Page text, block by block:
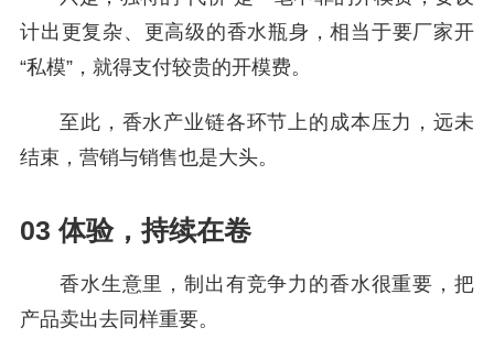
计出更复杂、更高级的香水瓶身，相当于要厂家开
“私模”，就得支付较贵的开模费。
至此，香水产业链各环节上的成本压力，远未
结束，营销与销售也是大头。
03 体验，持续在卷
香水生意里，制出有竞争力的香水很重要，把
产品卖出去同样重要。